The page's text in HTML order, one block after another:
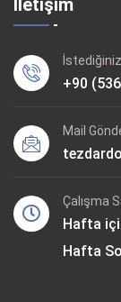
İletişim
+90
Mail
Çalışma
Hafta içi
Hafta